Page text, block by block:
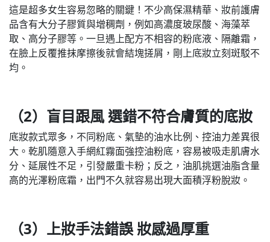
這是超多女生容易忽略的關鍵！不少高保濕精華、妝前護膚
品含有大分子膠質與增稠劑，例如高濃度玻尿酸、海藻萃
取、高分子膠等。一旦遇上配方不相容的粉底液、隔離霜，
在臉上反覆推抹摩擦後就會結塊搓屑，剛上底妝立刻斑駁不
均。
（2）盲目跟風 選錯不符合膚質的底妝
底妝款式眾多，不同粉底、氣墊的油水比例、控油力差異很
大。乾肌隨意入手網紅霧面強控油粉底，容易被吸走肌膚水
分、延展性不足，引發嚴重卡粉；反之，油肌挑選油脂含量
高的光澤粉底霜，出門不久就容易出現大面積浮粉脫妝。
（3）上妝手法錯誤 妝感過厚重